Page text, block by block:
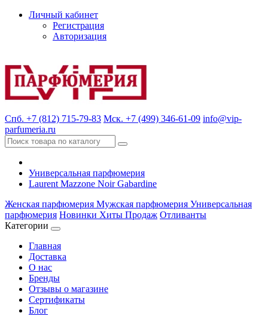
Личный кабинет
Регистрация
Авторизация
Спб. +7 (812) 715-79-83 Мск. +7 (499) 346-61-09 info@vip-
parfumeria.ru
Универсальная парфюмерия
Laurent Mazzone Noir Gabardine
Женская парфюмерия Мужская парфюмерия Универсальная
парфюмерия Новинки Хиты Продаж Отливанты
Категории
Главная
Доставка
О нас
Бренды
Отзывы о магазине
Сертификаты
Блог